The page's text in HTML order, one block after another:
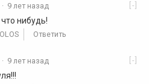
[-]
9 лет назад
нибудь!
Ответить
[-]
· 9 лет назад